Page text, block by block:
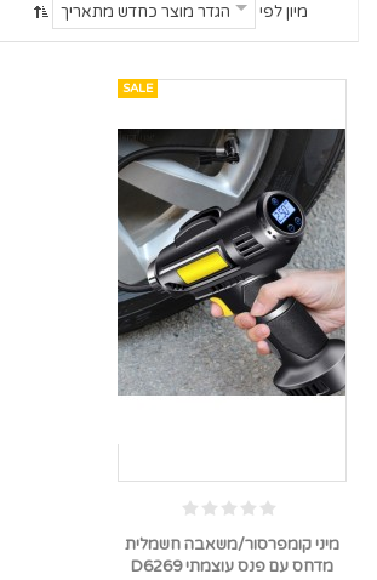
מיון לפי הגדר מוצר כחדש מתאריך
SALE
מיני קומפרסור/משאבה חשמלית
מדחס עם פנס עוצמתי D6269